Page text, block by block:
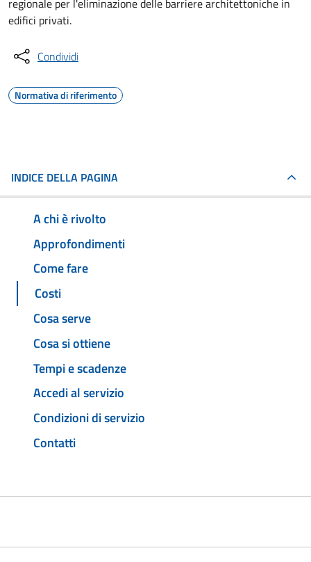
regionale per l'eliminazione delle barriere architettoniche in
edifici privati.
Condividi
Normativa di riferimento
INDICE DELLA PAGINA
A chi è rivolto
Approfondimenti
Come fare
Costi
Cosa serve
Cosa si ottiene
Tempi e scadenze
Accedi al servizio
Condizioni di servizio
Contatti